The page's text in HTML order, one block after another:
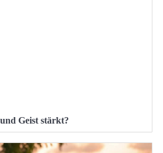
Geist stärkt?